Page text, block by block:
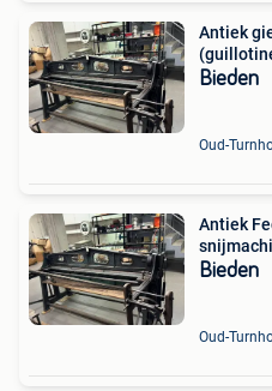
Antiek
Bieden
Oud-
Antiek
Bieden
Oud-